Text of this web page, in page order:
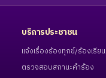
บริการประชาชน
แจ้งเรื่องร้องทุกข์/ร้องเรียน
ตรวจสอบสถานะคำร้อง